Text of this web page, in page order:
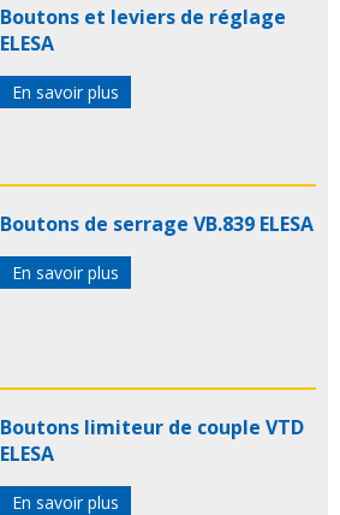
Boutons et leviers de réglage
ELESA
En savoir plus
Boutons de serrage VB.839 ELESA
En savoir plus
Boutons limiteur de couple VTD
ELESA
En savoir plus